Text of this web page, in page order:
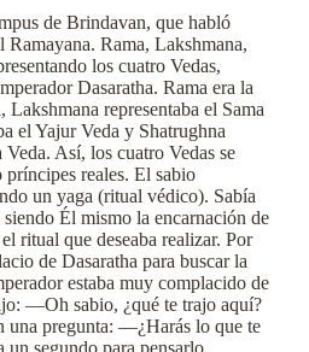
de Brindavan, que habló
Ramayana. Rama, Lakshmana,
los cuatro Vedas,
Dasaratha. Rama era la
representaba el Sama
el Yajur Veda y Shatrughna
Así, los cuatro Vedas se
reales. El sabio
un yaga (ritual védico). Sabía
Él mismo la encarnación de
ritual que deseaba realizar. Por
de Dasaratha para buscar la
estaba muy complacido de
—Oh sabio, ¿qué te trajo aquí?
una pregunta: —¿Harás lo que te
un segundo para pensarlo,